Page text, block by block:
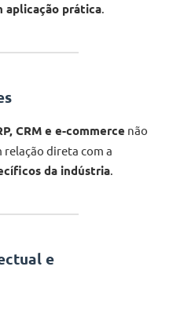
aplicação prática.
CRM e e-commerce não
relação direta com a
da indústria
e